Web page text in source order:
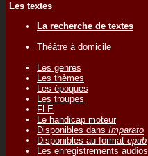
Les textes
La recherche de textes
Théâtre à domicile
Les genres
Les thèmes
Les époques
Les troupes
FLE
Le handicap moteur
Disponibles dans Imparato
Disponibles au format epub
Les enregistrements audios